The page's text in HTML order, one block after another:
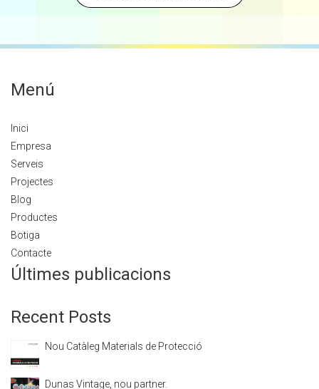
Menú
Inici
Empresa
Serveis
Projectes
Blog
Productes
Botiga
Contacte
Últimes publicacions
Recent Posts
Nou Catàleg Materials de Protecció
Dunas Vintage, nou partner.